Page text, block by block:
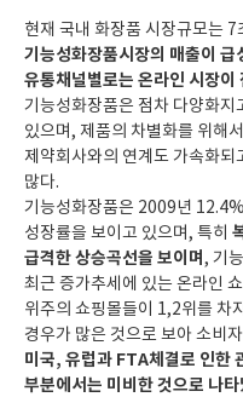
현재 국내 화장품 시장규모는 7
기능성화장품시장의 매출이 급
유통채널별로는 온라인 시장이
기능성화장품은 점차 다양화
있으며, 제품의 차별화를 위해
제약회사와의 연계도 가속화
많다.
기능성화장품은 2009년
성장률을 보이고 있으며, 특히
급격한 상승곡선을 보이며, 기
최근 증가추세에 있는 온라인
위주의 쇼핑몰들이 1,2위를 차
경우가 많은 것으로 보아 소비
미국, 유럽과 FTA체결로 인한
부분에서는 미비한 것으로 나